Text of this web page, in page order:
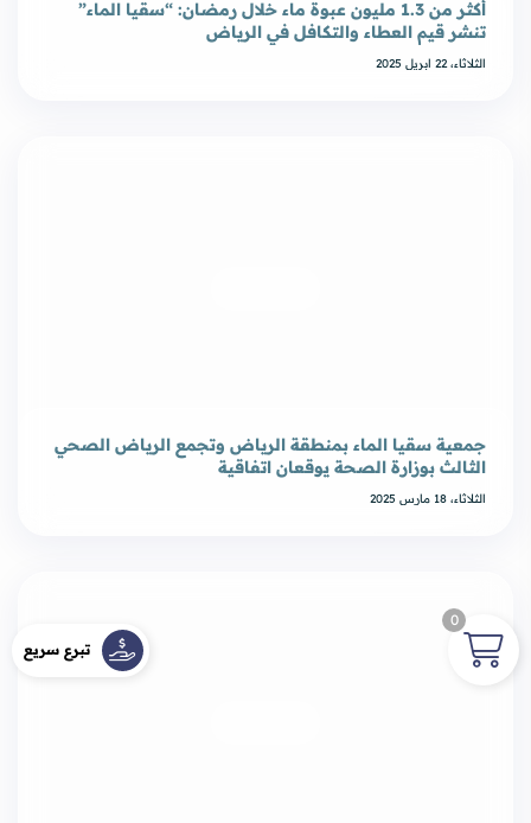
أكثر من 1.3 مليون عبوة ماء خلال رمضان: “سقيا الماء”
تنشر قيم العطاء والتكافل في الرياض
الثلاثاء، 22 ابريل 2025
جمعية سقيا الماء بمنطقة الرياض وتجمع الرياض الصحي
الثالث بوزارة الصحة يوقعان اتفاقية
الثلاثاء، 18 مارس 2025
تبرع سريع
0